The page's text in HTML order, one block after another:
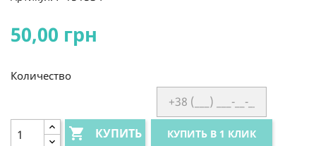
50,00 грн
Количество
 КУПИТЬ КУПИТЬ В 1 КЛИК